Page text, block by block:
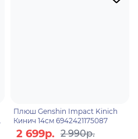
Плюш Genshin Impact Kinich
Кинич 14см 6942421175087
2 699р. 2 990р.